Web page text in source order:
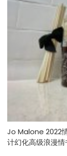
Jo Malone 2022
计幻化高级浪漫情